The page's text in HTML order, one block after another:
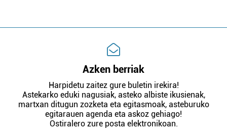
Azken berriak
Harpidetu zaitez gure buletin irekira!
Astekarko eduki nagusiak, asteko albiste ikusienak,
martxan ditugun zozketa eta egitasmoak, asteburuko
egitarauen agenda eta askoz gehiago!
Ostiralero zure posta elektronikoan.